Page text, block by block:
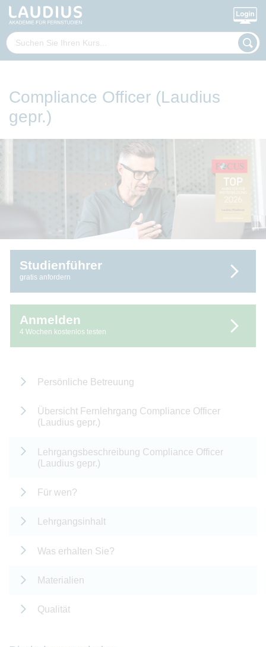
Compliance Officer (Laudius
gepr.)
Studienführer
gratis anfordern
Anmelden
4 Wochen kostenlos testen
Persönliche Betreuung
Übersicht Fernlehrgang Compliance Officer
(Laudius gepr.)
Lehrgangsbeschreibung Compliance Officer
(Laudius gepr.)
Für wen?
Lehrgangsinhalt
Was erhalten Sie?
Materialien
Qualität